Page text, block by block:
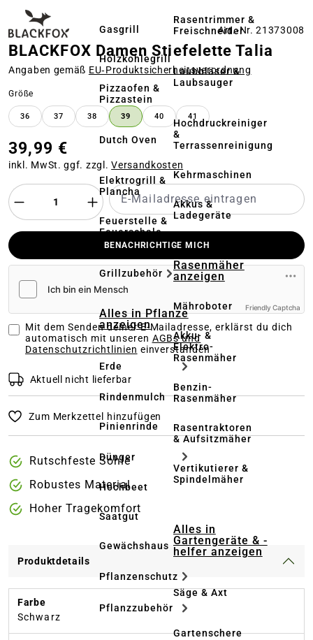
Gasgrill
Holzkohlegrill
Pizzaofen &
Pizzastein
Dutch Oven
Elektrogrill &
Plancha
Feuerstelle &
Feuerschale
Grillzubehör
Alles in Pflanze
anzeigen
Erde
Rindenmulch
Pinienrinde
Dünger
Hochbeet
Saatgut
Gewächshaus
Pflanzenschutz
Pflanzzubehör
Rasentrimmer &
Freischneider
Laubbläser &
Laubsauger
Hochdruckreiniger
&
Terrassenreinigung
Kehrmaschinen
Akkus &
Ladegeräte
Rasenmäher
anzeigen
Mähroboter
Akku- &
Elektro-
Rasenmäher
Benzin-
Rasenmäher
Rasentraktoren
& Aufsitzmäher
Vertikutierer &
Spindelmäher
Alles in
Gartengeräte & -
helfer anzeigen
Säge & Axt
Gartenschere
Art.-Nr. 21373008
BLACKFOX Damen Stiefelette Talia
Angaben gemäß EU‑Produktsicherheitsverordnung
Größe
36 37 38 39 40 41
39,99 €
inkl. MwSt. ggf. zzgl.Versandkosten
BENACHRICHTIGE MICH
Friendly Captcha
Mit dem Senden deiner E-Mailadresse, erklärst du dich
automatisch mit unseren AGBs und
Datenschutzrichtlinien einverstanden
Aktuell nicht lieferbar
Zum Merkzettel hinzufügen
Rutschfeste Sohle
Robustes Material
Hoher Tragekomfort
Produktdetails
Farbe
Schwarz